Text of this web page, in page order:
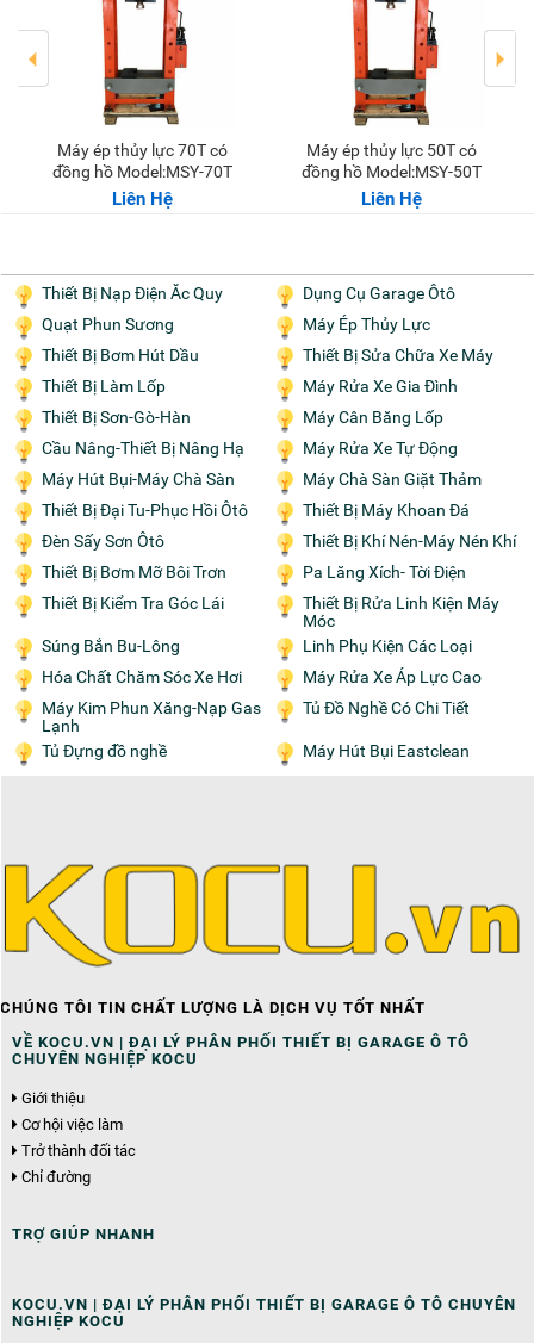
Máy ép thủy lực 70T có
đồng hồ Model:MSY-70T
Liên Hệ
Máy ép thủy lực 50T có
đồng hồ Model:MSY-50T
Liên Hệ
Thiết Bị Nạp Điện Ăc Quy
Dụng Cụ Garage Ôtô
Quạt Phun Sương
Máy Ép Thủy Lực
Thiết Bị Bơm Hút Dầu
Thiết Bị Sửa Chữa Xe Máy
Thiết Bị Làm Lốp
Máy Rửa Xe Gia Đình
Thiết Bị Sơn-Gò-Hàn
Máy Cân Băng Lốp
Cầu Nâng-Thiết Bị Nâng Hạ
Máy Rửa Xe Tự Động
Máy Hút Bụi-Máy Chà Sàn
Máy Chà Sàn Giặt Thảm
Thiết Bị Đại Tu-Phục Hồi Ôtô
Thiết Bị Máy Khoan Đá
Đèn Sấy Sơn Ôtô
Thiết Bị Khí Nén-Máy Nén Khí
Thiết Bị Bơm Mỡ Bôi Trơn
Pa Lăng Xích- Tời Điện
Thiết Bị Kiểm Tra Góc Lái
Thiết Bị Rửa Linh Kiện Máy
Móc
Súng Bắn Bu-Lông
Linh Phụ Kiện Các Loại
Hóa Chất Chăm Sóc Xe Hơi
Máy Rửa Xe Áp Lực Cao
Máy Kim Phun Xăng-Nạp Gas
Lạnh
Tủ Đồ Nghề Có Chi Tiết
Tủ Đựng đồ nghề Máy Hút Bụi Eastclean
CHÚNG TÔI TIN CHẤT LƯỢNG LÀ DỊCH VỤ TỐT NHẤT
VỀ KOCU.VN | ĐẠI LÝ PHÂN PHỐI THIẾT BỊ GARAGE Ô TÔ
CHUYÊN NGHIỆP KOCU
Giới thiệu
Cơ hội việc làm
Trở thành đối tác
Chỉ đường
TRỢ GIÚP NHANH
KOCU.VN | ĐẠI LÝ PHÂN PHỐI THIẾT BỊ GARAGE Ô TÔ CHUYÊN
NGHIỆP KOCU